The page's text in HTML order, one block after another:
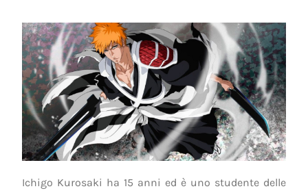
Ichigo Kurosaki ha 15 anni ed è uno studente delle